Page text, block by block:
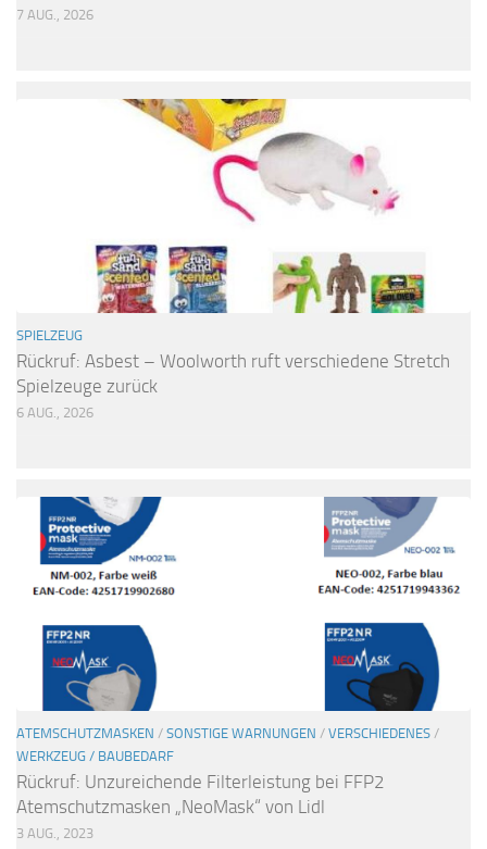
7 AUG., 2026
SPIELZEUG
Rückruf: Asbest – Woolworth ruft verschiedene Stretch
Spielzeuge zurück
6 AUG., 2026
ATEMSCHUTZMASKEN / SONSTIGE WARNUNGEN / VERSCHIEDENES /
WERKZEUG / BAUBEDARF
Rückruf: Unzureichende Filterleistung bei FFP2
Atemschutzmasken „NeoMask“ von Lidl
3 AUG., 2023